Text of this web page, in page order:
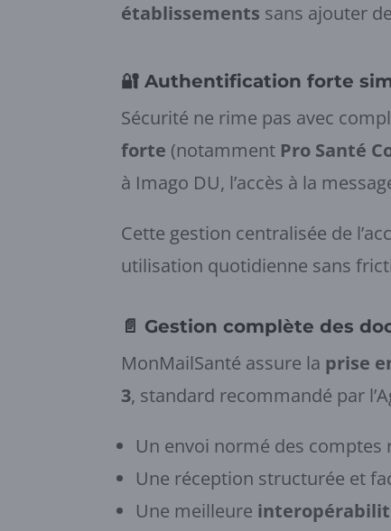
établissements sans ajouter
🔐 Authentification forte
Sécurité ne rime pas avec
forte (notamment Pro Santé
à Imago DU, l’accès à la
Cette gestion centralisée de
utilisation quotidienne sans
📄 Gestion complète des
MonMailSanté assure la prise
3, standard recommandé par
Un envoi normé des
Une réception structurée et
Une meilleure